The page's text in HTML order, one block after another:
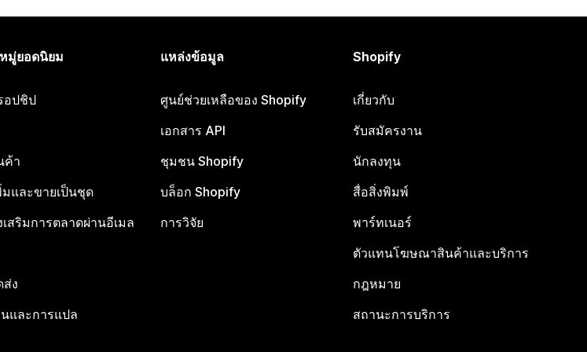
มู่ยอดนิยม
อปชิป
ค้า
มและขายเป็นชุด
เสริมการตลาดผ่านอีเมล
ส่ง
นและการแปล
แหล่งข้อมูล
ศูนย์ช่วยเหลือของ Shopify
เอกสาร API
ชุมชน Shopify
บล็อก Shopify
การวิจัย
Shopify
เกี่ยวกับ
รับสมัครงาน
นักลงทุน
สื่อสิ่งพิมพ์
พาร์ทเนอร์
ตัวแทนโฆษณาสินค้าและบริการ
กฎหมาย
สถานะการบริการ